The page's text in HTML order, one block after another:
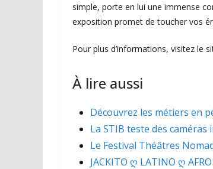
simple, porte en lui une immense
exposition promet de toucher vos
Pour plus d’informations, visitez le
À lire aussi
Découvrez les métiers en
La STIB teste des caméras
Le Festival Théâtres
JACKITO ღ LATINO ღ